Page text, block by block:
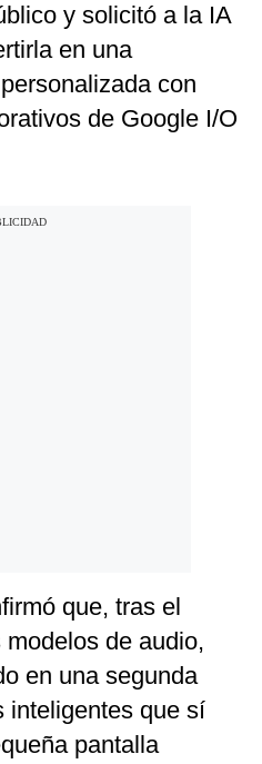
y solicitó a la IA
en una
con
de Google I/O
que, tras el
de audio,
en una segunda
inteligentes que sí
pantalla